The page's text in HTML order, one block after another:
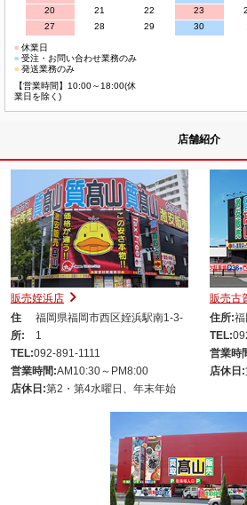
20
21 22 23
27
28 29 30
■休業日
■受注・お問い合わせ業務のみ
■発送業務のみ
【営業時間】10:00～18:00(休
業日を除く)
店舗紹介
販売姪浜店
住
所:
福岡県福岡市西区姪浜駅南1-3-
1
TEL:092-891-1111
営業時間:AM10:30～PM8:00
店休日:第2・第4水曜日、年末年始
販売古
住所:
TEL:
営業時
店休日: